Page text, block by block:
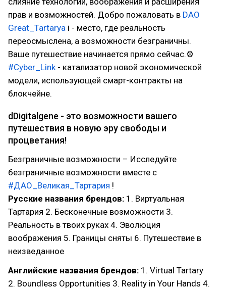
прав и возможностей. Добро пожаловать в DAO
Great_Tartaryа i - место, где реальность
переосмыслена, а возможности безграничны.
Ваше путешествие начинается прямо сейчас.⚙
#Cyber_Link- катализатор новой экономической
модели, использующей смарт-контракты на
блокчейне.
dDigitalgene - это возможности вашего
путешествия в новую эру свободы и
процветания!
Безграничные возможности – Исследуйте
безграничные возможности вместе с
#ДАО_Великая_Тартария !
Русские названия брендов: 1. Виртуальная
Тартария 2. Бесконечные возможности 3.
Реальность в твоих руках 4. Эволюция
воображения 5. Границы сняты 6. Путешествие в
неизведанное
Английские названия брендов: 1. Virtual Tartary
2. Boundless Opportunities 3. Reality in Your Hands 4.